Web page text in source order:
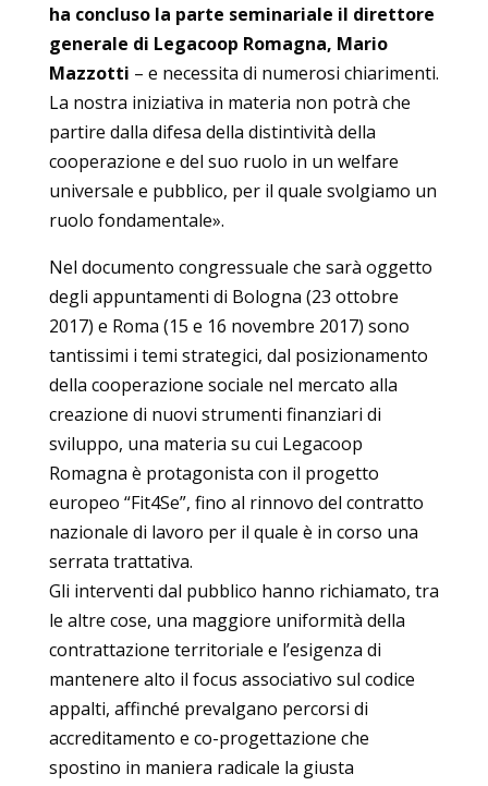
ha concluso la parte seminariale il direttore
generale di Legacoop Romagna, Mario
Mazzotti – e necessita di numerosi chiarimenti.
La nostra iniziativa in materia non potrà che
partire dalla difesa della distintività della
cooperazione e del suo ruolo in un welfare
universale e pubblico, per il quale svolgiamo un
ruolo fondamentale».
Nel documento congressuale che sarà oggetto
degli appuntamenti di Bologna (23 ottobre
2017) e Roma (15 e 16 novembre 2017) sono
tantissimi i temi strategici, dal posizionamento
della cooperazione sociale nel mercato alla
creazione di nuovi strumenti finanziari di
sviluppo, una materia su cui Legacoop
Romagna è protagonista con il progetto
europeo “Fit4Se”, fino al rinnovo del contratto
nazionale di lavoro per il quale è in corso una
serrata trattativa.
Gli interventi dal pubblico hanno richiamato, tra
le altre cose, una maggiore uniformità della
contrattazione territoriale e l’esigenza di
mantenere alto il focus associativo sul codice
appalti, affinché prevalgano percorsi di
accreditamento e co-progettazione che
spostino in maniera radicale la giusta